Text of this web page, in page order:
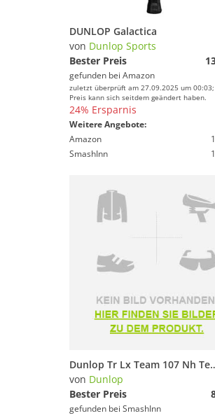
DUNLOP Galactica
von Dunlop Sports
Bester Preis
gefunden bei Amazon
zuletzt überprüft am 27.09.2025 um
Preis kann sich seitdem geändert haben.
24% Ersparnis
Weitere Angebote:
Amazon
SmashInn
Dunlop Tr Lx
von Dunlop
Bester Preis
gefunden bei SmashInn